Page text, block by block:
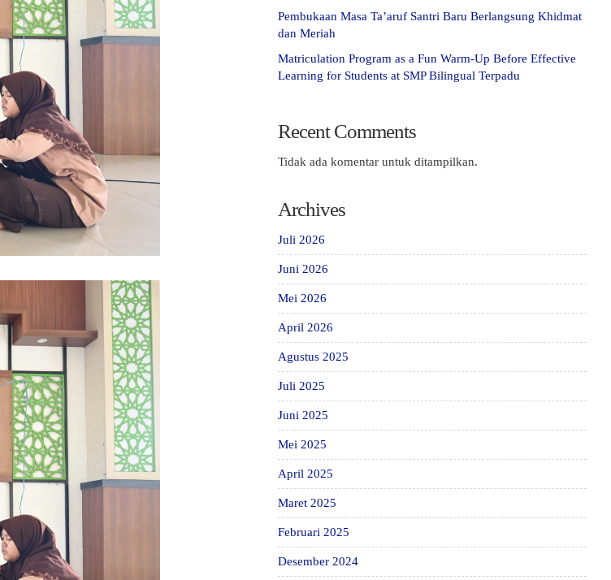
Pembukaan Masa Ta’aruf Santri Baru Berlangsung Khidmat
dan Meriah
Matriculation Program as a Fun Warm-Up Before Effective
Learning for Students at SMP Bilingual Terpadu
Recent Comments
Tidak ada komentar untuk ditampilkan.
Archives
Juli 2026
Juni 2026
Mei 2026
April 2026
Agustus 2025
Juli 2025
Juni 2025
Mei 2025
April 2025
Maret 2025
Februari 2025
Desember 2024